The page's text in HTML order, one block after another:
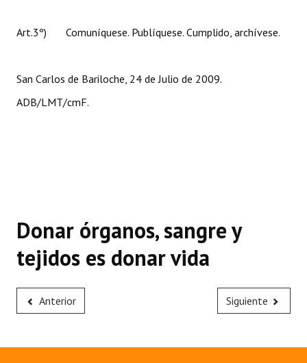
Art.3º) Comuníquese. Publíquese. Cumplido, archívese.
San Carlos de Bariloche, 24 de Julio de 2009.
ADB/LMT/cmF.
Donar órganos, sangre y
tejidos es donar vida
Anterior Siguiente